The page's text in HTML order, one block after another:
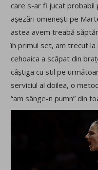
care s-ar fi jucat probabil
așezări omenești pe
astea avem treabă
în primul set, am trecut
cehoaica a scăpat din
câștiga cu stil pe
serviciul al doilea, o
“am sânge-n pumn” din